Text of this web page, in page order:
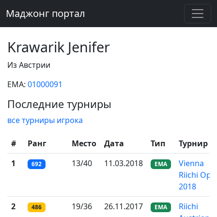
Маджонг портал
Krawarik Jenifer
Из Австрии
EMA: 01000091
Последние турниры
все турниры игрока
# Ранг Место Дата Тип
Турнир
1
692 13/40 11.03.2018 EMA
Vienna
Riichi
2018
2
486 19/36 26.11.2017 EMA
Riichi